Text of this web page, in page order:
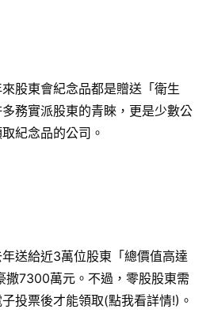
股東會紀念品都是贈送「衛生
務實派股東的青睞，更是少數公
紀念品的公司。
送給近3萬位股東「總價值高達
撒7300萬元。不過，零股股東需
投票後才能領取(點我看詳情!)。